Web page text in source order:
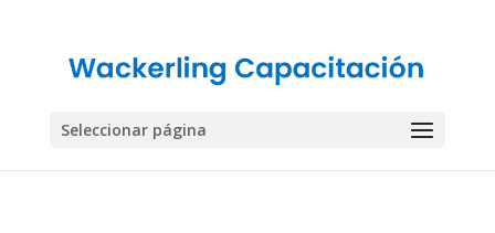
Seleccionar página